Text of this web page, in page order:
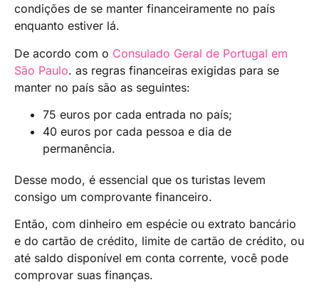
condições de se manter financeiramente no país
enquanto estiver lá.
De acordo com o Consulado Geral de Portugal em
São Paulo. as regras financeiras exigidas para se
manter no país são as seguintes:
75 euros por cada entrada no país;
40 euros por cada pessoa e dia de
permanência.
Desse modo, é essencial que os turistas levem
consigo um comprovante financeiro.
Então, com dinheiro em espécie ou extrato bancário
e do cartão de crédito, limite de cartão de crédito, ou
até saldo disponível em conta corrente, você pode
comprovar suas finanças.